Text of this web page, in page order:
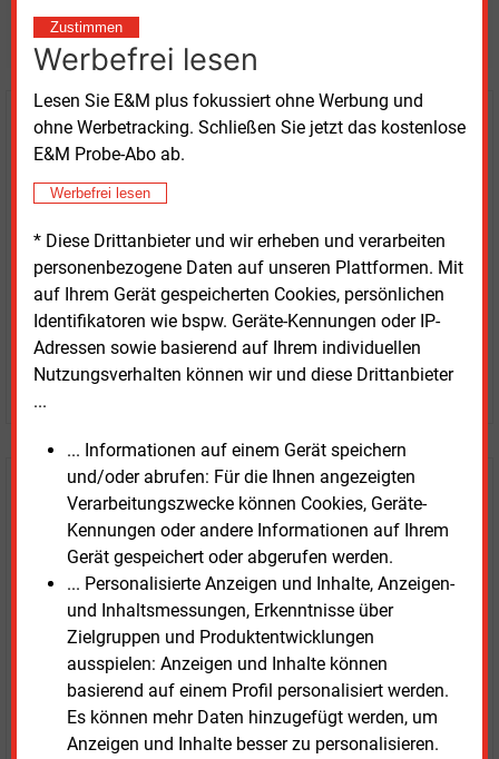
Zustimmen
Werbefrei lesen
Lesen Sie E&M plus fokussiert ohne Werbung und
ohne Werbetracking. Schließen Sie jetzt das kostenlose
E&M Probe-Abo ab.
Werbefrei lesen
* Diese Drittanbieter und wir erheben und verarbeiten
personenbezogene Daten auf unseren Plattformen. Mit
auf Ihrem Gerät gespeicherten Cookies, persönlichen
Identifikatoren wie bspw. Geräte-Kennungen oder IP-
Adressen sowie basierend auf Ihrem individuellen
Nutzungsverhalten können wir und diese Drittanbieter
...
... Informationen auf einem Gerät speichern
und/oder abrufen: Für die Ihnen angezeigten
Verarbeitungszwecke können Cookies, Geräte-
Kennungen oder andere Informationen auf Ihrem
Gerät gespeichert oder abgerufen werden.
... Personalisierte Anzeigen und Inhalte, Anzeigen-
und Inhaltsmessungen, Erkenntnisse über
Zielgruppen und Produktentwicklungen
ausspielen: Anzeigen und Inhalte können
basierend auf einem Profil personalisiert werden.
Es können mehr Daten hinzugefügt werden, um
Anzeigen und Inhalte besser zu personalisieren.
weitere Nachrichten lesen?
Kaufen Sie den Artikel
erhalten Sie sofort diesen redaktionellen Beitrag für
nur €2.98
JETZT ARTIKEL KAUFEN
Testen SieE&M
kostenlos und
unverbindlich
Zwei Wochen kostenfreier Zugang
Zugang auf stündlich aktualisierte Nachrichten mit
Prognose- und Marktdaten
+ einmal täglich E&M daily
+ zwei Ausgaben der Zeitung E&M
ohne automatische Verlängerung
JETZT KOSTENLOS TESTEN